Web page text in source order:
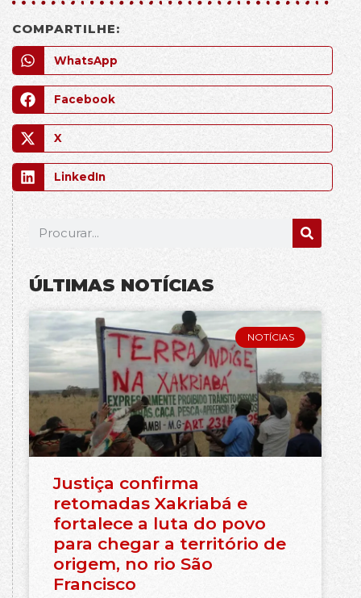
COMPARTILHE:
WhatsApp
Facebook
X
LinkedIn
ÚLTIMAS NOTÍCIAS
NOTÍCIAS
Justiça confirma
retomadas Xakriabá e
fortalece a luta do povo
para chegar a território de
origem, no rio São
Francisco